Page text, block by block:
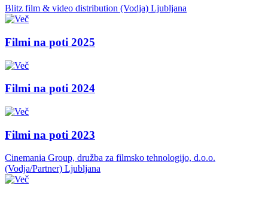
Blitz film & video distribution (Vodja) Ljubljana
Filmi na poti 2025
Filmi na poti 2024
Filmi na poti 2023
Cinemania Group, družba za filmsko tehnologijo, d.o.o.
(Vodja/Partner) Ljubljana